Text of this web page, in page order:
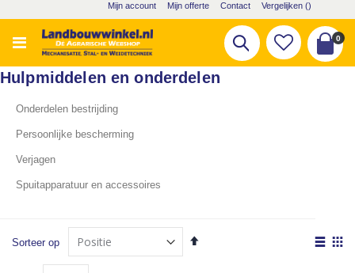
naar
de
inhoud
Mijn account Mijn offerte Contact Vergelijken ()
Cart
0
Zoek
Sorteer op
Van
Hulpmiddelen en onderdelen
Onderdelen bestrijding
Persoonlijke bescherming
Verjagen
Spuitapparatuur en accessoires